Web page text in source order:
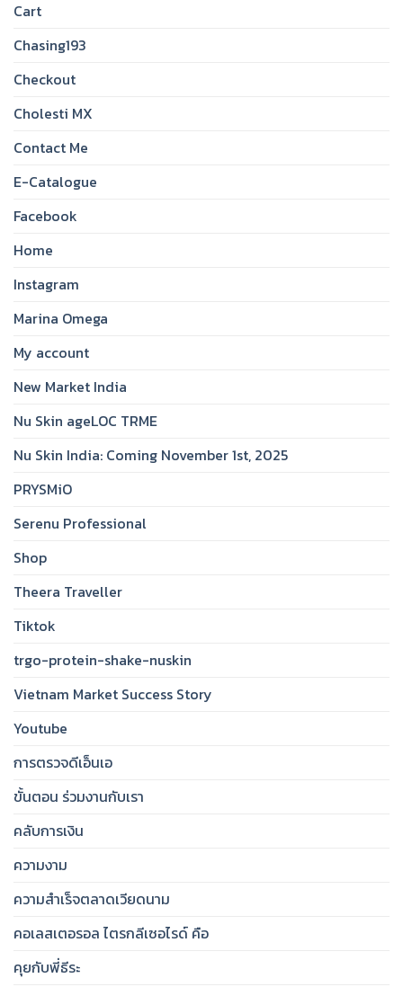
Cart
Chasing193
Checkout
Cholesti MX
Contact Me
E-Catalogue
Facebook
Home
Instagram
Marina Omega
My account
New Market India
Nu Skin ageLOC TRME
Nu Skin India: Coming November 1st, 2025
PRYSMiO
Serenu Professional
Shop
Theera Traveller
Tiktok
trgo-protein-shake-nuskin
Vietnam Market Success Story
Youtube
การตรวจดีเอ็นเอ
ขั้นตอน ร่วมงานกับเรา
คลับการเงิน
ความงาม
ความสำเร็จตลาดเวียดนาม
คอเลสเตอรอล ไตรกลีเซอไรด์ คือ
คุยกับพี่ธีระ